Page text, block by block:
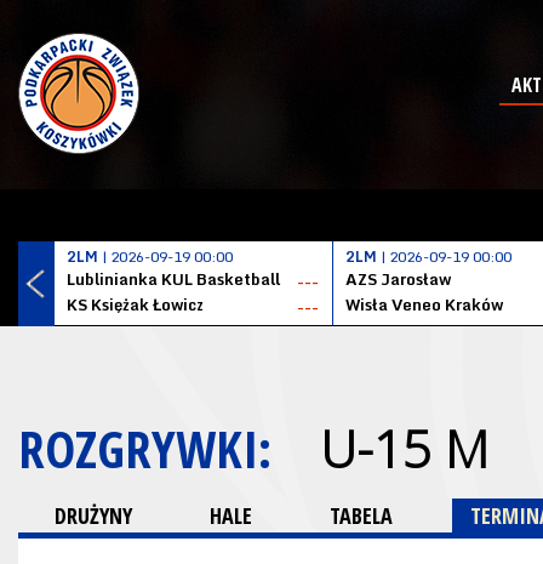
2LM | 2026-09-19 00:00
Lublinianka KUL Basketball
---
KS Księżak Łowicz
---
2LM | 2026-09-19 00:00
AZS Jarosław
Wisła Veneo Kraków
ROZGRYWKI: U-15 M
DRUŻYNY HALE TABELA